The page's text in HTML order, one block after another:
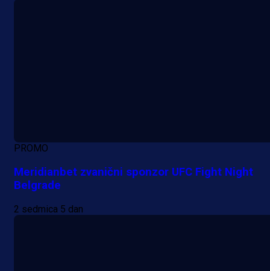
PROMO
Meridianbet zvanični sponzor UFC Fight Night
Belgrade
2 sedmica 5 dan